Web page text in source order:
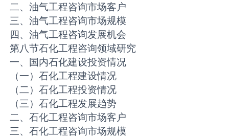
二、油气工程咨询市场客户
三、油气工程咨询市场规模
四、油气工程咨询发展机会
第八节石化工程咨询领域研究
一、国内石化建设投资情况
（一）石化工程建设情况
（二）石化工程投资情况
（三）石化工程发展趋势
二、石化工程咨询市场客户
三、石化工程咨询市场规模